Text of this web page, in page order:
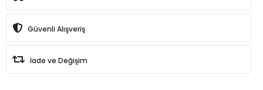
Güvenli Alışveriş
İade ve Değişim